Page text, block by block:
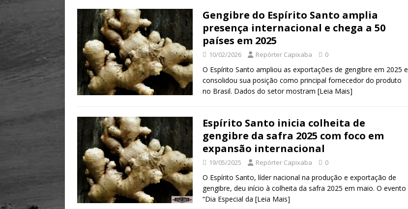
Gengibre do Espírito Santo amplia
presença internacional e chega a 50
países em 2025
10/02/2026 Repórter Capixaba 0
O Espírito Santo ampliou as exportações de gengibre em 2025 e
consolidou sua posição como principal fornecedor do produto
no Brasil. Dados do setor mostram [Leia Mais]
Espírito Santo inicia colheita de
gengibre da safra 2025 com foco em
expansão internacional
19/05/2025 Repórter Capixaba 0
O Espírito Santo, líder nacional na produção e exportação de
gengibre, deu início à colheita da safra 2025 em maio. O evento
“Dia Especial da [Leia Mais]